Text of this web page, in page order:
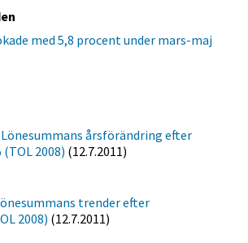
med 5,8 procent under mars-maj
årsförändring efter
2008) (12.7.2011)
trender efter
2008) (12.7.2011)